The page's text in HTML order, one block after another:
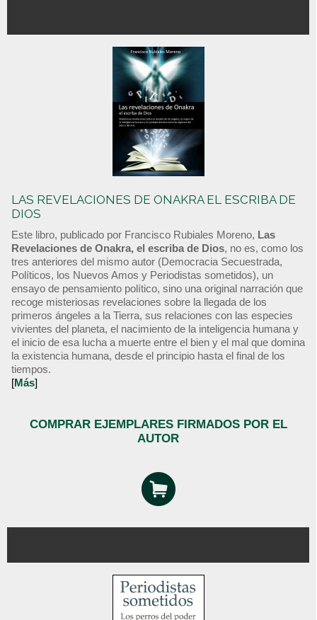
LAS REVELACIONES DE ONAKRA EL ESCRIBA DE
DIOS
Este libro, publicado por Francisco Rubiales Moreno, Las
Revelaciones de Onakra, el escriba de Dios, no es, como los
tres anteriores del mismo autor (Democracia Secuestrada,
Políticos, los Nuevos Amos y Periodistas sometidos), un
ensayo de pensamiento político, sino una original narración que
recoge misteriosas revelaciones sobre la llegada de los
primeros ángeles a la Tierra, sus relaciones con las especies
vivientes del planeta, el nacimiento de la inteligencia humana y
el inicio de esa lucha a muerte entre el bien y el mal que domina
la existencia humana, desde el principio hasta el final de los
tiempos.
[Más]
COMPRAR EJEMPLARES FIRMADOS POR EL
AUTOR